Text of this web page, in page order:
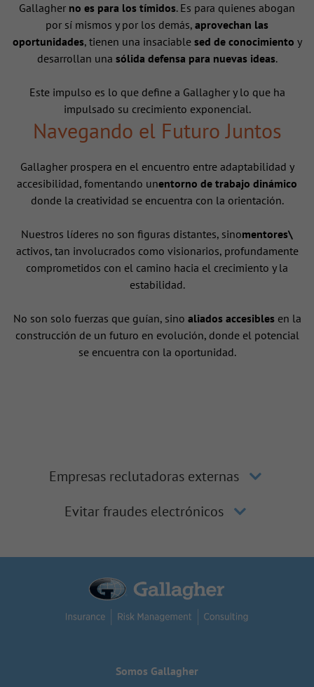
Gallagher no es para los tímidos. Es para quienes abogan
por sí mismos y por los demás, aprovechan las
oportunidades, tienen una insaciable sed de conocimiento y
desarrollan una sólida defensa para nuevas ideas.
Este impulso es lo que define a Gallagher y lo que ha
impulsado su crecimiento exponencial.
Navegando el Futuro Juntos
Gallagher prospera en el encuentro entre adaptabilidad y
accesibilidad, fomentando unentorno de trabajo dinámico
donde la creatividad se encuentra con la orientación.
Nuestros líderes no son figuras distantes, sinomentores\
activos, tan involucrados como visionarios, profundamente
comprometidos con el camino hacia el crecimiento y la
estabilidad.
No son solo fuerzas que guían, sino aliados accesiblesen la
construcción de un futuro en evolución, donde el potencial
se encuentra con la oportunidad.
Empresas reclutadoras externas
Evitar fraudes electrónicos
Somos Gallagher